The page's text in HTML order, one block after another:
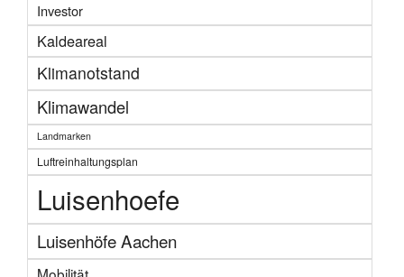
Investor
Kaldeareal
Klimanotstand
Klimawandel
Landmarken
Luftreinhaltungsplan
Luisenhoefe
Luisenhöfe Aachen